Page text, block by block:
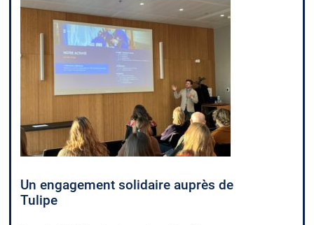
Un engagement solidaire auprès de
Tulipe